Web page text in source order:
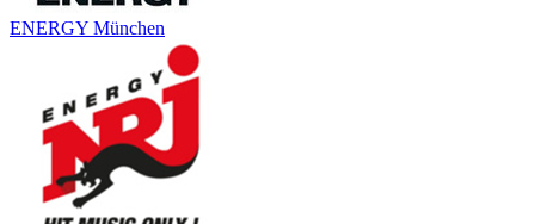
ENERGY München